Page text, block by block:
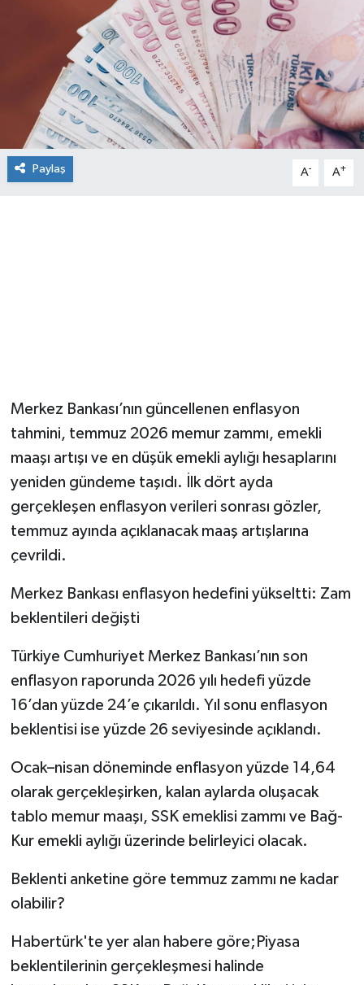
Paylaş A- A+
Merkez Bankası’nın güncellenen enflasyon
tahmini, temmuz 2026 memur zammı, emekli
maaşı artışı ve en düşük emekli aylığı hesaplarını
yeniden gündeme taşıdı. İlk dört ayda
gerçekleşen enflasyon verileri sonrası gözler,
temmuz ayında açıklanacak maaş artışlarına
çevrildi.
Merkez Bankası enflasyon hedefini yükseltti: Zam
beklentileri değişti
Türkiye Cumhuriyet Merkez Bankası’nın son
enflasyon raporunda 2026 yılı hedefi yüzde
16’dan yüzde 24’e çıkarıldı. Yıl sonu enflasyon
beklentisi ise yüzde 26 seviyesinde açıklandı.
Ocak–nisan döneminde enflasyon yüzde 14,64
olarak gerçekleşirken, kalan aylarda oluşacak
tablo memur maaşı, SSK emeklisi zammı ve Bağ-
Kur emekli aylığı üzerinde belirleyici olacak.
Beklenti anketine göre temmuz zammı ne kadar
olabilir?
Habertürk'te yer alan habere göre;Piyasa
beklentilerinin gerçekleşmesi halinde